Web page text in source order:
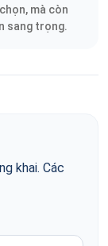
mà còn
sang trọng.
khai. Các